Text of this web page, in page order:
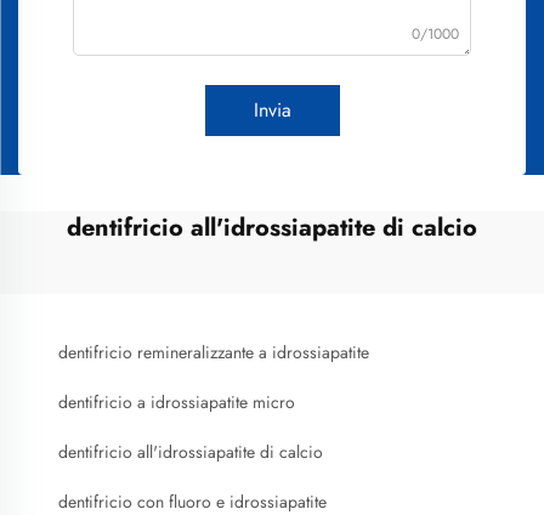
0/1000
Invia
dentifricio all'idrossiapatite di calcio
dentifricio remineralizzante a idrossiapatite
dentifricio a idrossiapatite micro
dentifricio all'idrossiapatite di calcio
dentifricio con fluoro e idrossiapatite